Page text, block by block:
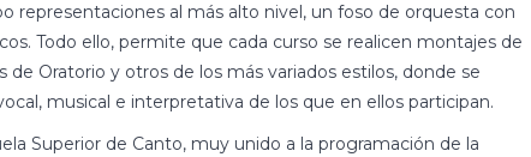
representaciones al más alto nivel, un foso de orquesta con
Todo ello, permite que cada curso se realicen montajes de
de Oratorio y otros de los más variados estilos, donde se
musical e interpretativa de los que en ellos participan.
Superior de Canto, muy unido a la programación de la